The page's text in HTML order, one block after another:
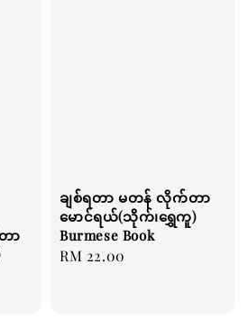
ာ
ချစ်ရတာ မတန် လိုက်တာ
မောင်ရယ်(သိုက်၊ရွှေကူ)
Burmese Book
Regular
RM 22.00